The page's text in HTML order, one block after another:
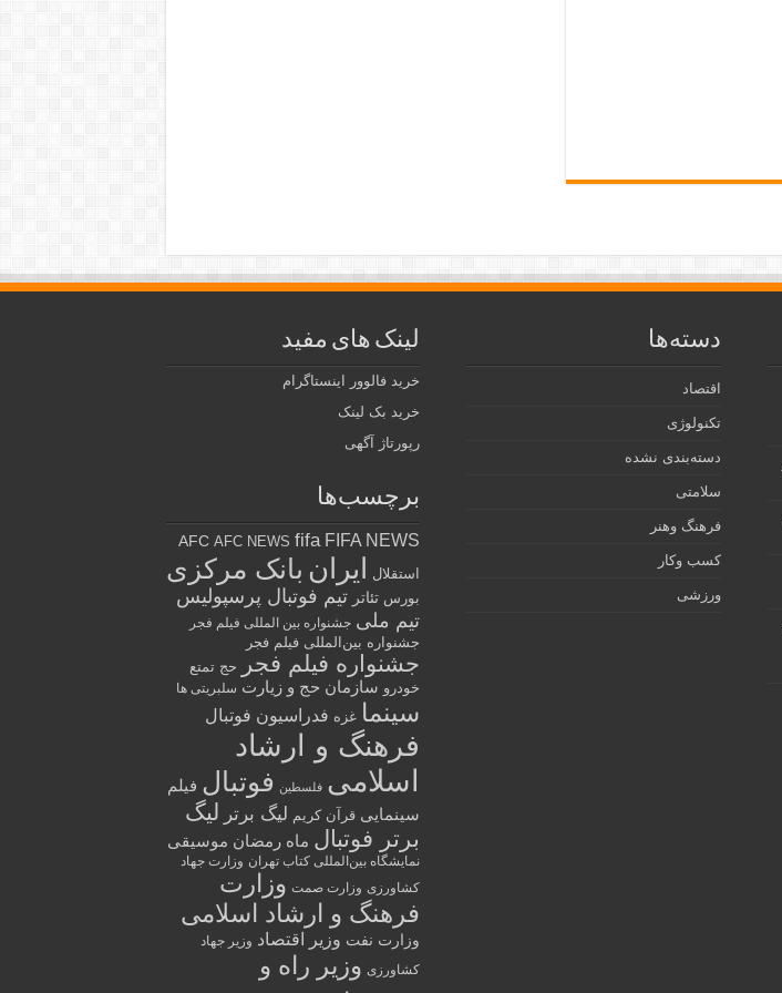
دسته‌ها
اقتصاد
تکنولوژی
دسته‌بندی نشده
سلامتی
فرهنگ وهنر
کسب وکار
ورزشی
لینک های مفید
خرید فالوور اینستاگرام
خرید بک لینک
رپورتاژ آگهی
برچسب‌ها
AFC AFC NEWS fifa FIFA NEWS
استقلال ایران بانک مرکزی
بورس تئاتر تیم فوتبال پرسپولیس
تیم ملی جشنواره بین المللی فیلم فجر
جشنواره بین‌المللی فیلم فجر
جشنواره فیلم فجر
حج تمتع
خودرو سازمان حج و زیارت سلبریتی ها
سینما غزه فدراسیون فوتبال
فرهنگ و ارشاد
اسلامی فلسطین فوتبال فیلم
سینمایی قرآن کریم لیگ برتر لیگ
برتر فوتبال ماه رمضان موسیقی
نمایشگاه بین‌المللی کتاب تهران وزارت جهاد
کشاورزی وزارت صمت وزارت
فرهنگ و ارشاد اسلامی
وزارت نفت وزیر اقتصاد وزیر جهاد
کشاورزی وزیر راه و